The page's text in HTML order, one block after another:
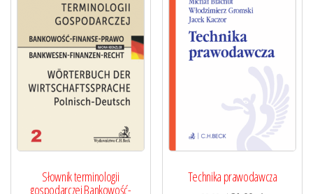
Słownik terminologii
gospodarczej Bankowość-
Technika prawodawcza